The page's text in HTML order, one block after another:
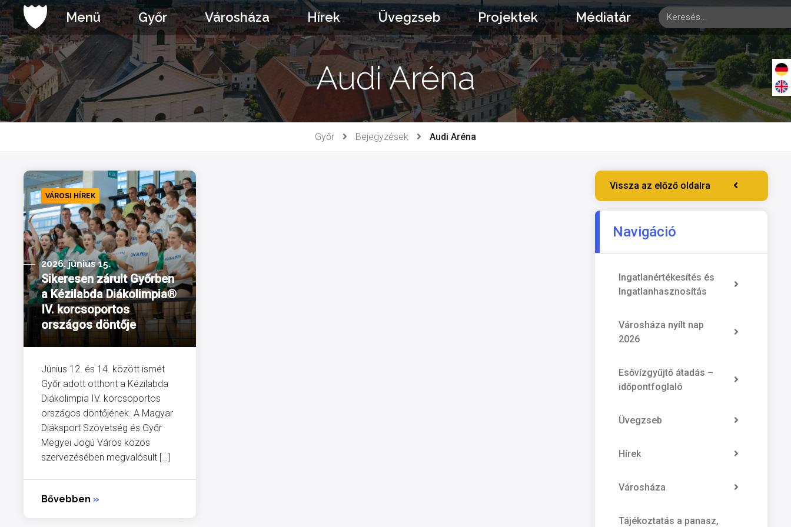
Ugrás
a
tartalomhoz
Menü Győr Városháza Hírek Üvegzseb Projektek Médiatár
Audi Aréna
Győr Bejegyzések Audi Aréna
VÁROSI HÍREK
2026. június 15.
Sikeresen zárult Győrben
a Kézilabda Diákolimpia®
IV. korcsoportos
országos döntője
Június 12. és 14. között ismét
Győr adott otthont a Kézilabda
Diákolimpia IV. korcsoportos
országos döntőjének. A Magyar
Diáksport Szövetség és Győr
Megyei Jogú Város közös
szervezésében megvalósult […]
Bővebben »
Vissza az előző oldalra
Navigáció
Ingatlanértékesítés és
Ingatlanhasznosítás
Városháza nyílt nap
2026
Esővízgyűjtő átadás –
időpontfoglaló
Üvegzseb
Hírek
Városháza
Tájékoztatás a panasz,